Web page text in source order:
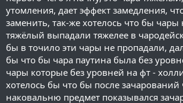
г
о
л
о
с
г
о
л
о
с
и
в
н
ы
й
г
и
в
н
ы
й
г
з
в
ё
з
д
утомления, дает эффект замедления,
заменить, так-же хотелось что бы
тяжёлый выпадали тяжелее в
бы в точило эти чары не пропадали,
бы что бы чара паутина была без
чары которые без уровней на фт -
хотелось бы что бы после зачарований
наковальню предмет показывался